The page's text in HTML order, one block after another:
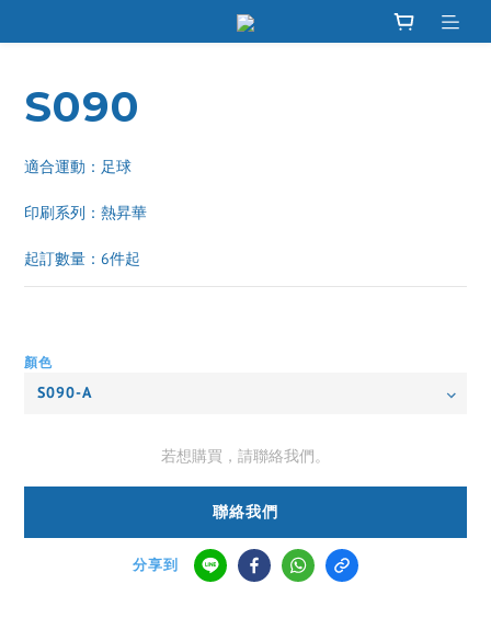
S090
適合運動：足球
印刷系列：熱昇華
起訂數量：6件起
顏色
若想購買，請聯絡我們。
聯絡我們
分享到